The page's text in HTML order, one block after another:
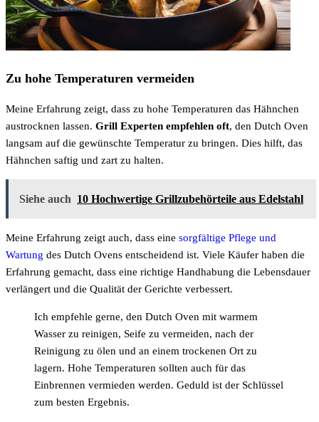
Zu hohe Temperaturen vermeiden
Meine Erfahrung zeigt, dass zu hohe Temperaturen das Hähnchen
austrocknen lassen. Grill Experten empfehlen oft, den Dutch Oven
langsam auf die gewünschte Temperatur zu bringen. Dies hilft, das
Hähnchen saftig und zart zu halten.
Siehe auch 10 Hochwertige Grillzubehörteile aus Edelstahl
Meine Erfahrung zeigt auch, dass eine sorgfältige Pflege und
Wartung des Dutch Ovens entscheidend ist. Viele Käufer haben die
Erfahrung gemacht, dass eine richtige Handhabung die Lebensdauer
verlängert und die Qualität der Gerichte verbessert.
Ich empfehle gerne, den Dutch Oven mit warmem
Wasser zu reinigen, Seife zu vermeiden, nach der
Reinigung zu ölen und an einem trockenen Ort zu
lagern. Hohe Temperaturen sollten auch für das
Einbrennen vermieden werden. Geduld ist der Schlüssel
zum besten Ergebnis.